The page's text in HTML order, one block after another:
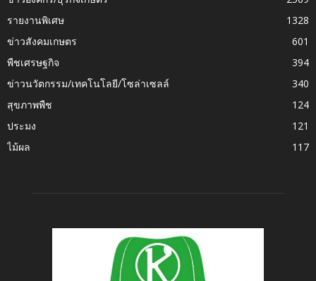
รายงานพิเศษ
1328
ข่าวสังคมเกษตร
601
พืชเศรษฐกิจ
394
ข่าวนวัตกรรม/เทคโนโลยี/โซล่าเซลล์
340
สุขภาพพืช
124
ประมง
121
ไม้ผล
117